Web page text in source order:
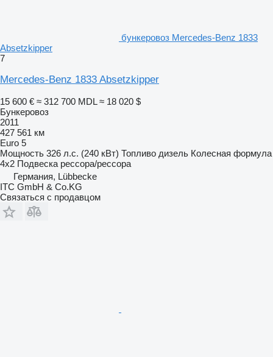
бункеровоз Mercedes-Benz 1833
Absetzkipper
7
Mercedes-Benz 1833 Absetzkipper
15 600 € ≈ 312 700 MDL ≈ 18 020 $
Бункеровоз
2011
427 561 км
Euro 5
Мощность 326 л.с. (240 кВт) Топливо дизель Колесная формула
4x2 Подвеска рессора/рессора
Германия, Lübbecke
ITC GmbH & Co.KG
Связаться с продавцом